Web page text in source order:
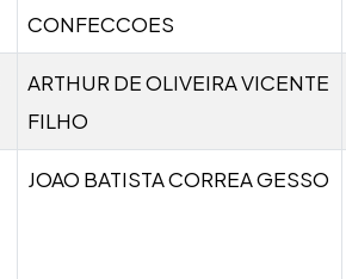
CONFECCOES
ARTHUR DE OLIVEIRA VICENTE
FILHO
JOAO BATISTA CORREA GESSO